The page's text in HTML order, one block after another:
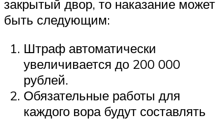
закрытый двор, то наказание может
быть следующим:
Штраф автоматически
увеличивается до 200 000
рублей.
Обязательные работы для
каждого вора будут составлять